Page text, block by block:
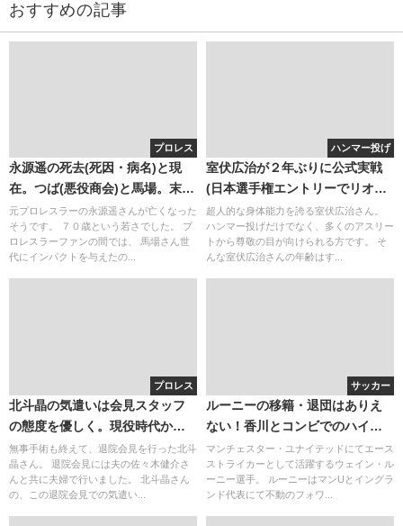
おすすめの記事
プロレス
永源遥の死去(死因・病名)と現
在。つば(悪役商会)と馬場。末永
遥と似てる？(画像動画)
元プロレスラーの永源遥さんが亡くなった
そうです。 ７０歳という若さでした。 プ
ロレスラーファンの間では、 馬場さん世
代にインパクトを与えたの...
ハンマー投げ
室伏広治が２年ぶりに公式実戦
(日本選手権エントリーでリオ五
輪)。母のセラフィナさんとの関
係
超人的な身体能力を誇る室伏広治さん。
ハンマー投げだけでなく、多くのアスリー
トから尊敬の目が向けられる方です。 そ
んな室伏広治さんの年齢はす...
プロレス
北斗晶の気遣いは会見スタッフ
の態度を優しく。現役時代から
北斗晶の気遣いは上手だった？
無事手術も終えて、退院会見を行った北斗
晶さん。 退院会見には夫の佐々木健介さ
んと共に夫婦で行いました。 北斗晶さん
の、この退院会見での気遣い...
サッカー
ルーニーの移籍・退団はありえ
ない！香川とコンビでのハイタ
ッチがまた見てみたい
マンチェスター・ユナイテッドにてエース
ストライカーとして活躍するウェイン・ル
ーニー選手。 ルーニーはマンUとイングラ
ンド代表にて不動のフォワ...